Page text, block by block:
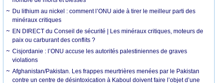
Du lithium au nickel : comment l’ONU aide à tirer le meilleur parti des
minéraux critiques
EN DIRECT du Conseil de sécurité | Les minéraux critiques, moteurs de
paix ou carburant des conflits ?
Cisjordanie : l’ONU accuse les autorités palestiniennes de graves
violations
Afghanistan/Pakistan. Les frappes meurtrières menées par le Pakistan
contre un centre de désintoxication à Kaboul doivent faire l’objet d’une